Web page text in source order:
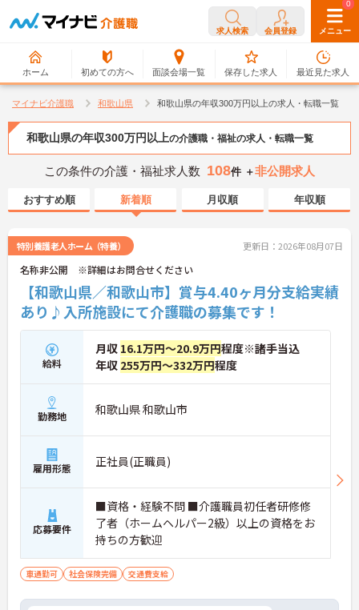
求人検索 会員登録 メニュー
ホーム 初めての方へ 面談会場一覧
0
保存した求人
0
最近見た求人
マイナビ介護職 和歌山県 和歌山県の年収300万円以上の求人・転職一覧
和歌山県の年収300万円以上の介護職・福祉の求人・転職一覧
この条件の介護・福祉求人数 108件 ＋非公開求人
おすすめ順 新着順 月収順 年収順
特別養護老人ホーム（特養） 更新日：2026年08月07日
名称非公開 ※詳細はお問合せください
【和歌山県／和歌山市】賞与4.40ヶ月分支給実績
あり♪入所施設にて介護職の募集です！
給料
月収 16.1万円～20.9万円程度※諸手当込
年収 255万円～332万円程度
勤務地 和歌山県 和歌山市
雇用形態 正社員(正職員)
応募要件
■資格・経験不問 ■介護職員初任者研修修
了者（ホームヘルパー2級）以上の資格をお
持ちの方歓迎
車通勤可 社会保険完備 交通費支給